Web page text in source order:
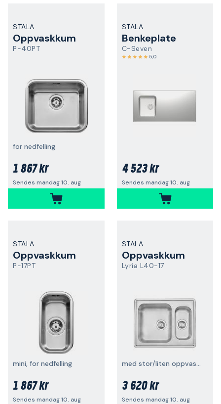
STALA
Oppvaskkum
P-40PT
for nedfelling
1 867 kr
Sendes mandag 10. aug
STALA
Benkeplate
C-Seven
5,0
4 523 kr
Sendes mandag 10. aug
STALA
Oppvaskkum
P-17PT
mini, for nedfelling
1 867 kr
Sendes mandag 10. aug
STALA
Oppvaskkum
Lyria L40-17
med stor/liten oppvaskkum
3 620 kr
Sendes mandag 10. aug